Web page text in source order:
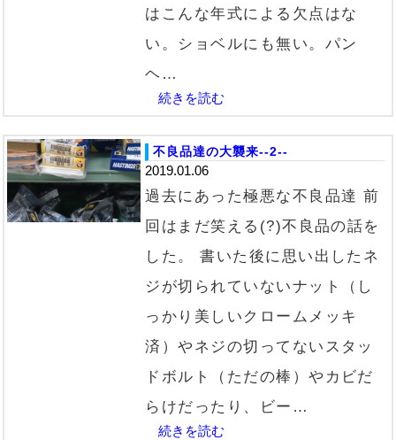
はこんな年式による欠点はな
い。ショベルにも無い。パン
ヘ…
続きを読む
不良品達の大襲来--2--
2019.01.06
過去にあった極悪な不良品達 前
回はまだ笑える(?)不良品の話を
した。 書いた後に思い出したネ
ジが切られていないナット（し
っかり美しいクロームメッキ
済）やネジの切ってないスタッ
ドボルト（ただの棒）やカビだ
らけだったり、ビー…
続きを読む